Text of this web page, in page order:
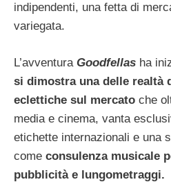
indipendenti, una fetta di
variegata.
L’avventura Goodfellas ha
si dimostra una delle realtà
eclettiche sul mercato che
media e cinema, vanta
etichette internazionali e una
come consulenza musicale
pubblicità e lungometraggi.